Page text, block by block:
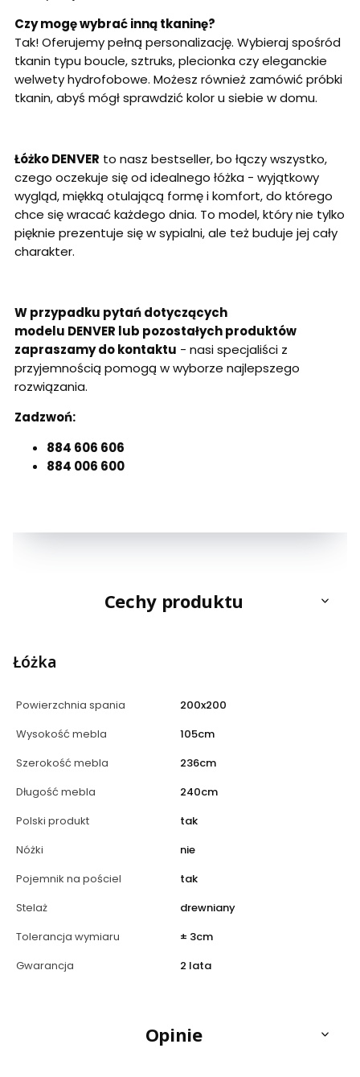
Czy mogę wybrać inną tkaninę?
Tak! Oferujemy pełną personalizację. Wybieraj spośród
tkanin typu boucle, sztruks, plecionka czy eleganckie
welwety hydrofobowe. Możesz również zamówić próbki
tkanin, abyś mógł sprawdzić kolor u siebie w domu.
Łóżko DENVER to nasz bestseller, bo łączy wszystko,
czego oczekuje się od idealnego łóżka - wyjątkowy
wygląd, miękką otulającą formę i komfort, do którego
chce się wracać każdego dnia. To model, który nie tylko
pięknie prezentuje się w sypialni, ale też buduje jej cały
charakter.
W przypadku pytań dotyczących
modelu DENVER lub pozostałych produktów
zapraszamy do kontaktu - nasi specjaliści z
przyjemnością pomogą w wyborze najlepszego
rozwiązania.
Zadzwoń:
884 606 606
884 006 600
Cechy produktu
Łóżka
Powierzchnia spania
200x200
Wysokość mebla
105cm
Szerokość mebla
236cm
Długość mebla
240cm
Polski produkt
tak
Nóżki
nie
Pojemnik na pościel
tak
Stelaż
drewniany
Tolerancja wymiaru
± 3cm
Gwarancja
2 lata
Opinie